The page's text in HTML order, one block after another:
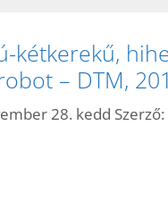
kétkerekű,
– DTM,
28. kedd Szerző: